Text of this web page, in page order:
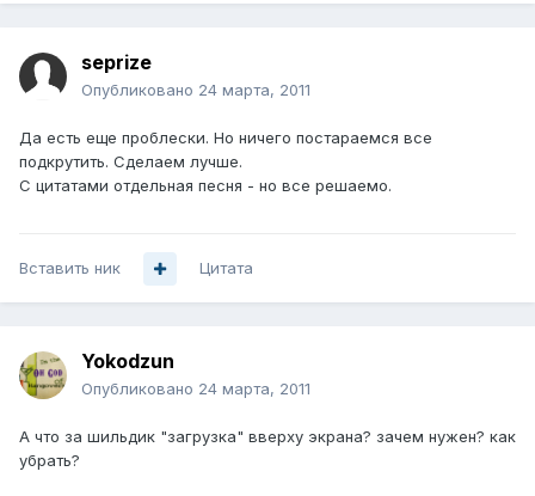
seprize
Опубликовано 24 марта, 2011
Да есть еще проблески. Но ничего постараемся все
подкрутить. Сделаем лучше.
С цитатами отдельная песня - но все решаемо.
Вставить ник Цитата
Yokodzun
Опубликовано 24 марта, 2011
А что за шильдик "загрузка" вверху экрана? зачем нужен? как
убрать?